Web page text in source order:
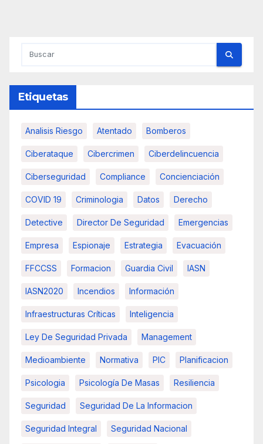
Etiquetas
Analisis Riesgo Atentado Bomberos
Ciberataque Cibercrimen Ciberdelincuencia
Ciberseguridad Compliance Concienciación
COVID 19 Criminologia Datos Derecho
Detective Director De Seguridad Emergencias
Empresa Espionaje Estrategia Evacuación
FFCCSS Formacion Guardia Civil IASN
IASN2020 Incendios Información
Infraestructuras Críticas Inteligencia
Ley De Seguridad Privada Management
Medioambiente Normativa PIC Planificacion
Psicologia Psicología De Masas Resiliencia
Seguridad Seguridad De La Informacion
Seguridad Integral Seguridad Nacional